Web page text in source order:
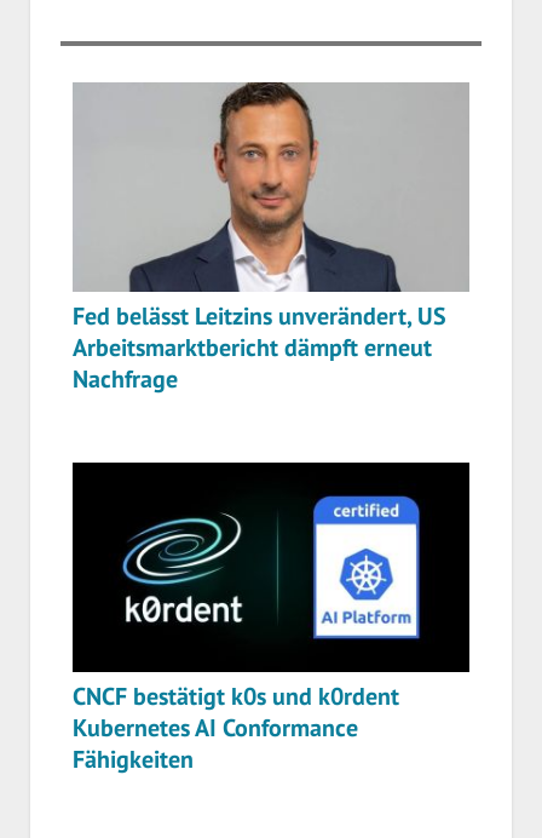
Fed belässt Leitzins unverändert, US
Arbeitsmarktbericht dämpft erneut
Nachfrage
CNCF bestätigt k0s und k0rdent
Kubernetes AI Conformance
Fähigkeiten